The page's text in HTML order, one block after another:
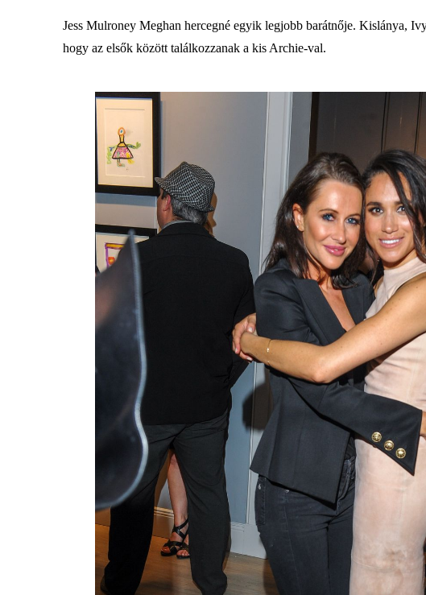
Jess Mulroney Meghan hercegné egyik legjobb barátnője. Kislánya,
hogy az elsők között találkozzanak a kis Archie-val.